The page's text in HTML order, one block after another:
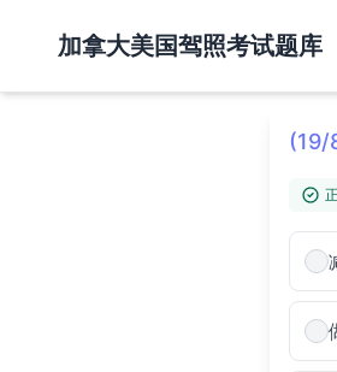
加拿大美国驾照考试题库
(19/